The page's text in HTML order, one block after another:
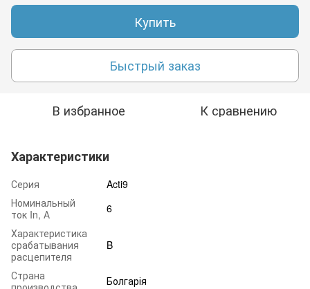
Купить
Быстрый заказ
В избранное К сравнению
Характеристики
Серия
Acti9
Номинальный
ток In, А
6
Характеристика
срабатывания
расцепителя
B
Страна
Болгарія